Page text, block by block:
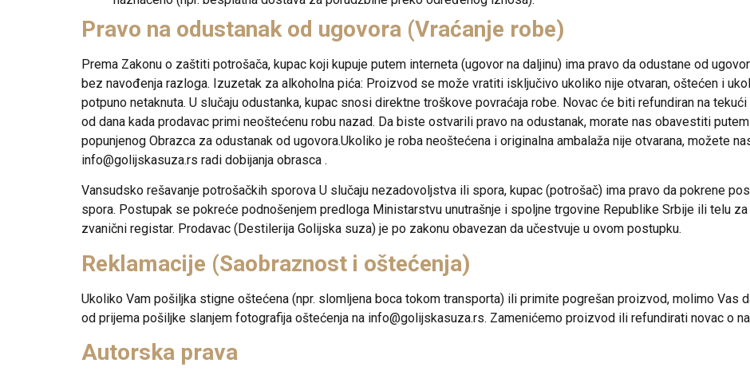
Pravo na odustanak od ugovora (Vraćanje robe)
Prema Zakonu o zaštiti potrošača, kupac koji kupuje putem interneta (ugovor na daljinu) ima pravo da odustane od
bez navođenja razloga. Izuzetak za alkoholna pića: Proizvod se može vratiti isključivo ukoliko nije otvaran, oštećen i
potpuno netaknuta. U slučaju odustanka, kupac snosi direktne troškove povraćaja robe. Novac će biti refundiran na
od dana kada prodavac primi neoštećenu robu nazad. Da biste ostvarili pravo na odustanak, morate nas obavestiti
popunjenog Obrazca za odustanak od ugovora.Ukoliko je roba neoštećena i originalna ambalaža nije otvarana, možete
info@golijskasuza.rs radi dobijanja obrasca .
Vansudsko rešavanje potrošačkih sporova U slučaju nezadovoljstva ili spora, kupac (potrošač) ima pravo da pokrene
spora. Postupak se pokreće podnošenjem predloga Ministarstvu unutrašnje i spoljne trgovine Republike Srbije ili telu
zvanični registar. Prodavac (Destilerija Golijska suza) je po zakonu obavezan da učestvuje u ovom postupku.
Reklamacije (Saobraznost i oštećenja)
Ukoliko Vam pošiljka stigne oštećena (npr. slomljena boca tokom transporta) ili primite pogrešan proizvod, molimo Vas
od prijema pošiljke slanjem fotografija oštećenja na info@golijskasuza.rs. Zamenićemo proizvod ili refundirati novac o
Autorska prava